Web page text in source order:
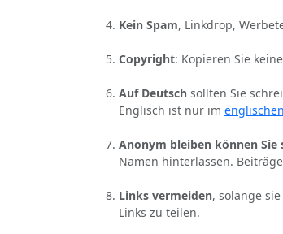
Kein Spam, Linkdrop,
Copyright: Kopieren Sie
Auf Deutsch sollten Sie
Englisch ist nur im
Anonym bleiben können Sie
Namen hinterlassen.
Links vermeiden, solange
Links zu teilen.